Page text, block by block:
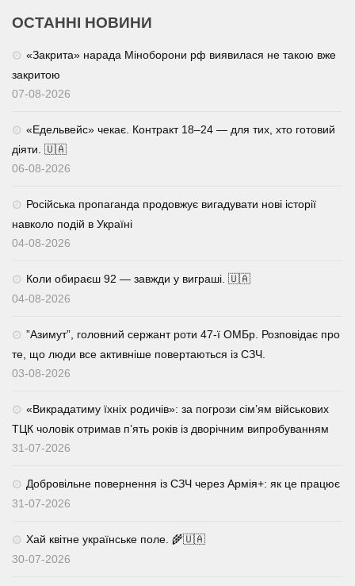
ОСТАННІ НОВИНИ
«Закрита» нарада Міноборони рф виявилася не такою вже
закритою
07-08-2026
«Едельвейс» чекає. Контракт 18–24 — для тих, хто готовий
діяти. 🇺🇦
06-08-2026
Російська пропаганда продовжує вигадувати нові історії
навколо подій в Україні
04-08-2026
Коли обираєш 92 — завжди у виграші. 🇺🇦
04-08-2026
⁨”Азимут”, головний сержант роти 47-ї ОМБр. Розповідає про
те, що люди все активніше повертаються із СЗЧ.
03-08-2026
«Викрадатиму їхніх родичів»: за погрози сім’ям військових
ТЦК чоловік отримав п’ять років із дворічним випробуванням
31-07-2026
Добровільне повернення із СЗЧ через Армія+: як це працює
31-07-2026
Хай квітне українське поле. 🌾🇺🇦
30-07-2026